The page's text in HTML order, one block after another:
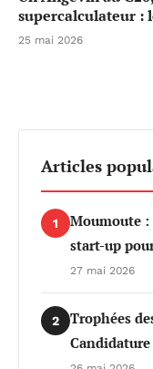
supercalculateur :
25 mai 2026
Articles
1
Moumoute :
start-up
27 mai 2026
2
Trophées